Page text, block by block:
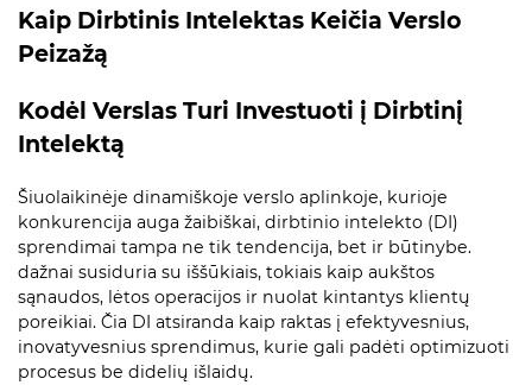
Kaip Dirbtinis Intelektas Keičia Verslo
Peizažą
Kodėl Verslas Turi Investuoti į Dirbtinį
Intelektą
Šiuolaikinėje dinamiškoje verslo aplinkoje, kurioje
konkurencija auga žaibiškai, dirbtinio intelekto (DI)
sprendimai tampa ne tik tendencija, bet ir būtinybe.
dažnai susiduria su iššūkiais, tokiais kaip aukštos
sąnaudos, lėtos operacijos ir nuolat kintantys klientų
poreikiai. Čia DI atsiranda kaip raktas į efektyvesnius,
inovatyvesnius sprendimus, kurie gali padėti optimizuoti
procesus be didelių išlaidų.